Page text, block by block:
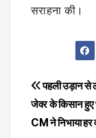
सराहना की।
Post
पहली उड़ान
जेवर के किसान हुए
CM ने निभाया हर